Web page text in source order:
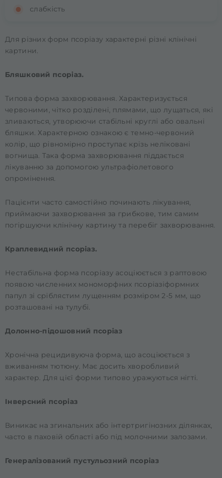
слабкість
Для різних форм псоріазу характерні різні клінічні
картини.
Бляшковий псоріаз.
Типова форма захворювання. Характеризується
червоними, чітко розділені, плямами, що лущаться, які
зливаються, утворюючи стабільні круглі або овальні
бляшки. Характерною ознакою є темно-червоний
колір, що рівномірно проступає крізь неліковані
вогнища. Така форма захворювання піддається
лікуванню за допомогою ультрафіолетового
опромінення.
Пацієнти часто самостійно починають лікування,
приймаючи захворювання за грибкове, тим самим
погіршуючи клінічну картину та перебіг захворювання.
Краплевидний псоріаз.
Нестабільна форма псоріазу асоціюється з раптовою
появою численних мономорфних псоріазіформних
папул зі сріблястим лущенням розміром 2-5 мм, що
розташовані на тулубі.
Долонно-підошовний псоріаз
Хронічна рецидивуюча форма, що асоціюється з
вживанням тютюну. Має досить хворобливий
характер. Для цієї форми типово уражуються нігті.
Інверсний псоріаз
Виникає на згинальних або інтертригінозних ділянках,
часто в паховій області або під молочними залозами.
Генералізований пустульозний псоріаз